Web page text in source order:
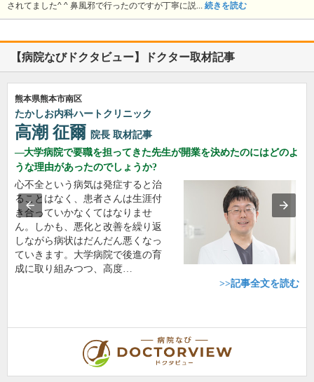
されてました^ ^ 鼻風邪で行ったのですが丁寧に説... 続きを読む
【病院なびドクタビュー】ドクター取材記事
熊本県熊本市南区
たかしお内科ハートクリニック
高潮 征爾 院長 取材記事
大学病院で要職を担ってきた先生が開業を決めたのにはどのよ
うな理由があったのでしょうか?
心不全という病気は発症すると治
ることはなく、患者さんは生涯付
き合っていかなくてはなりませ
ん。しかも、悪化と改善を繰り返
しながら病状はだんだん悪くなっ
ていきます。大学病院で後進の育
成に取り組みつつ、高度…
>>記事全文を読む